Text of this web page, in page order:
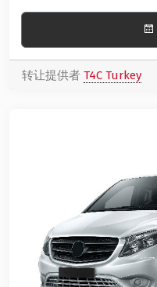
转让提供者 T4C Turkey